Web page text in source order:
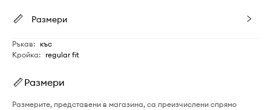
Размери
Ръкав: къс
Кройка: regular fit
Размери
Размерите, представени в магазина, са преизчислени спрямо